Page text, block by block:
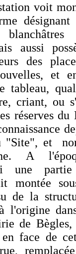
voit mon
aussi
des
et
tableau,
criant, ou
réserves
"Site", et
A
une
montée
de la
l'origine
de
en face de